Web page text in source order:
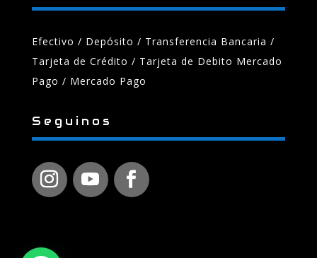
Efectivo / Depósito / Transferencia Bancaria /
Tarjeta de Crédito / Tarjeta de Debito Mercado
Pago / Mercado Pago
Seguinos